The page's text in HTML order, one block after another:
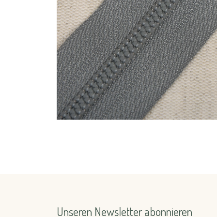
Unseren Newsletter abonnieren